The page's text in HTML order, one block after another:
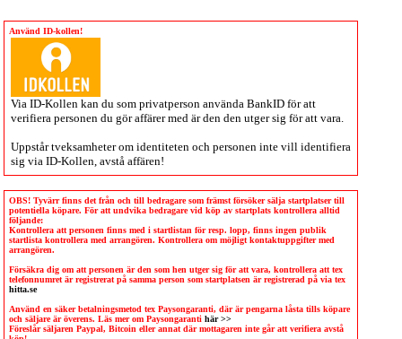
Använd ID-kollen!
Via ID-Kollen kan du som privatperson använda BankID för att
verifiera personen du gör affärer med är den den utger sig för att vara.
Uppstår tveksamheter om identiteten och personen inte vill identifiera
sig via ID-Kollen , avstå affären!
OBS! Tyvärr finns det från och till bedragare som främst försöker sälja startplatser till
potentiella köpare. För att undvika bedragare vid köp av startplats kontrollera alltid
följande:
Kontrollera att personen finns med i startlistan för resp. lopp, finns ingen publik
startlista kontrollera med arrangören. Kontrollera om möjligt kontaktuppgifter med
arrangören.
Försäkra dig om att personen är den som hen utger sig för att vara, kontrollera att tex
telefonnumret är registrerat på samma person som startplatsen är registrerad på via tex
hitta.se
Använd en säker betalningsmetod tex Paysongaranti, där är pengarna låsta tills köpare
och säljare är överens. Läs mer om Paysongaranti här >>
Föreslår säljaren Paypal, Bitcoin eller annat där mottagaren inte går att verifiera avstå